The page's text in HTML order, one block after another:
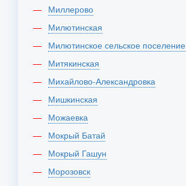
Миллерово
Милютинская
Милютинское сельское поселение
Митякинская
Михайлово-Александровка
Мишкинская
Можаевка
Мокрый Батай
Мокрый Гашун
Морозовск